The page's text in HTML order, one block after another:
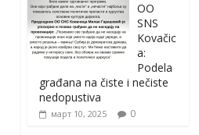
OO
SNS
Kovačic
a:
Podela
građana na čiste i nečiste
nedopustiva
март 10, 2025 0